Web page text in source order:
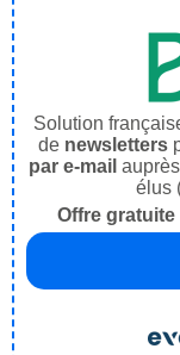
Solution
de newsletters
par e-mail
élus
Offre gratuite